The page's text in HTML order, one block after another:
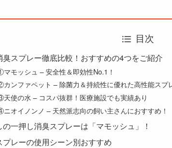
目次
臭スプレー徹底比較！おすすめの4つをご紹介
モッシュ – 安全性＆即効性No.1！
ンファペット – 除菌力＆持続性に優れた高性能スプ
使の水 – コスパ抜群！医療施設でも実績あり
オイノンノ – 天然派志向の飼い主さんにおすすめ！
の一押し消臭スプレーは「マモッシュ」！
プレーの使用シーン別おすすめ